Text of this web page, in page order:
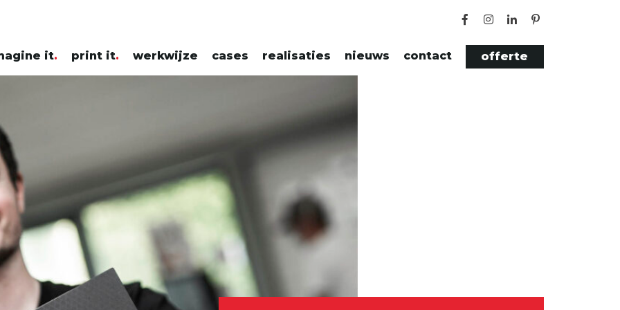
it print it werkwijze cases realisaties nieuws contact offerte